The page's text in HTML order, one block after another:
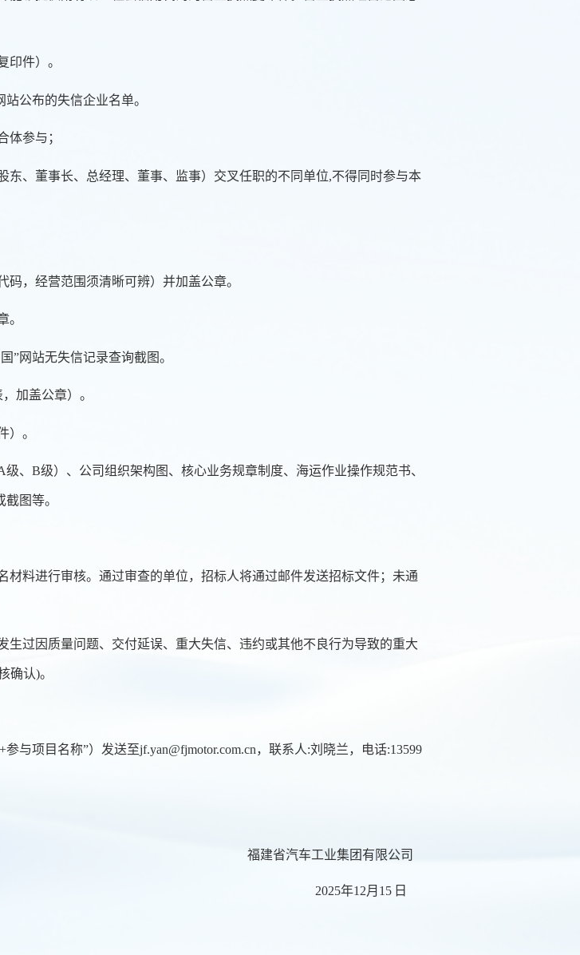
印件）。
公布的失信企业名单。
体参与；
东、董事长、总经理、董事、监事）交叉任职的不同单位,不得同时参与本
，经营范围须清晰可辨）并加盖公章。
。
”网站无失信记录查询截图。
加盖公章）。
） 。
、B级）、公司组织架构图、核心业务规章制度、海运作业操作规范书、
图等。
料进行审核。通过审查的单位，招标人将通过邮件发送招标文件；未通
生过因质量问题、交付延误、重大失信、违约或其他不良行为导致的重大
确认)。
参与项目名称”）发送至jf.yan@fjmotor.com.cn， 联系人:刘晓兰，电话:13599
福建省汽车工业集团有限公司
2025年1 2月15 日